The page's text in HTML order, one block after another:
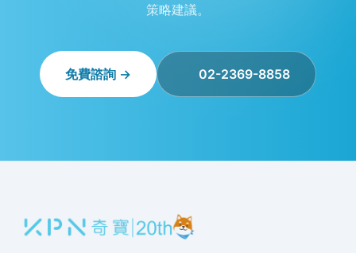
策略建議。
免費諮詢 → 02-2369-8858